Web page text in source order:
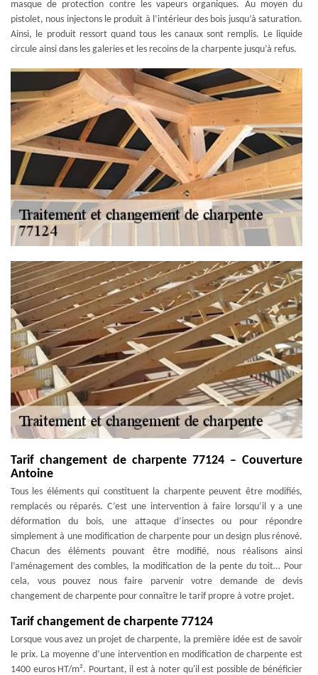
masque de protection contre les vapeurs organiques. Au moyen du
pistolet, nous injectons le produit à l’intérieur des bois jusqu’à saturation.
Ainsi, le produit ressort quand tous les canaux sont remplis. Le liquide
circule ainsi dans les galeries et les recoins de la charpente jusqu’à refus.
Tarif changement de charpente 77124 – Couverture
Antoine
Tous les éléments qui constituent la charpente peuvent être modifiés,
remplacés ou réparés. C’est une intervention à faire lorsqu’il y a une
déformation du bois, une attaque d’insectes ou pour répondre
simplement à une modification de charpente pour un design plus rénové.
Chacun des éléments pouvant être modifié, nous réalisons ainsi
l’aménagement des combles, la modification de la pente du toit… Pour
cela, vous pouvez nous faire parvenir votre demande de devis
changement de charpente pour connaître le tarif propre à votre projet.
Tarif changement de charpente 77124
Lorsque vous avez un projet de charpente, la première idée est de savoir
le prix. La moyenne d’une intervention en modification de charpente est
1400 euros HT/m². Pourtant, il est à noter qu'il est possible de bénéficier